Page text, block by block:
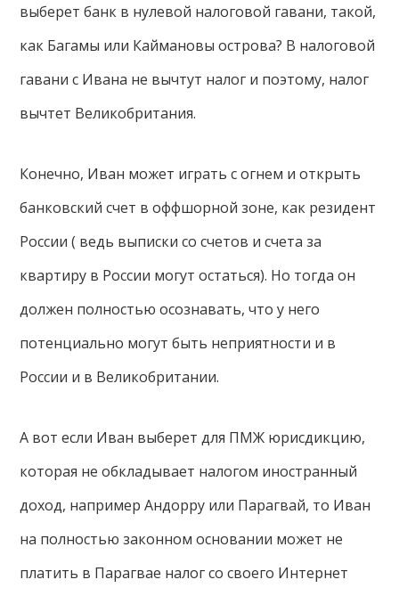
выберет банк в нулевой налоговой гавани, такой,
как Багамы или Каймановы острова? В налоговой
гавани с Ивана не вычтут налог и поэтому, налог
вычтет Великобритания.
Конечно, Иван может играть с огнем и открыть
банковский счет в оффшорной зоне, как резидент
России ( ведь выписки со счетов и счета за
квартиру в России могут остаться). Но тогда он
должен полностью осознавать, что у него
потенциально могут быть неприятности и в
России и в Великобритании.
А вот если Иван выберет для ПМЖ юрисдикцию,
которая не обкладывает налогом иностранный
доход, например Андорру или Парагвай, то Иван
на полностью законном основании может не
платить в Парагвае налог со своего Интернет